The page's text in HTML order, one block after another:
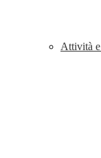
Attività